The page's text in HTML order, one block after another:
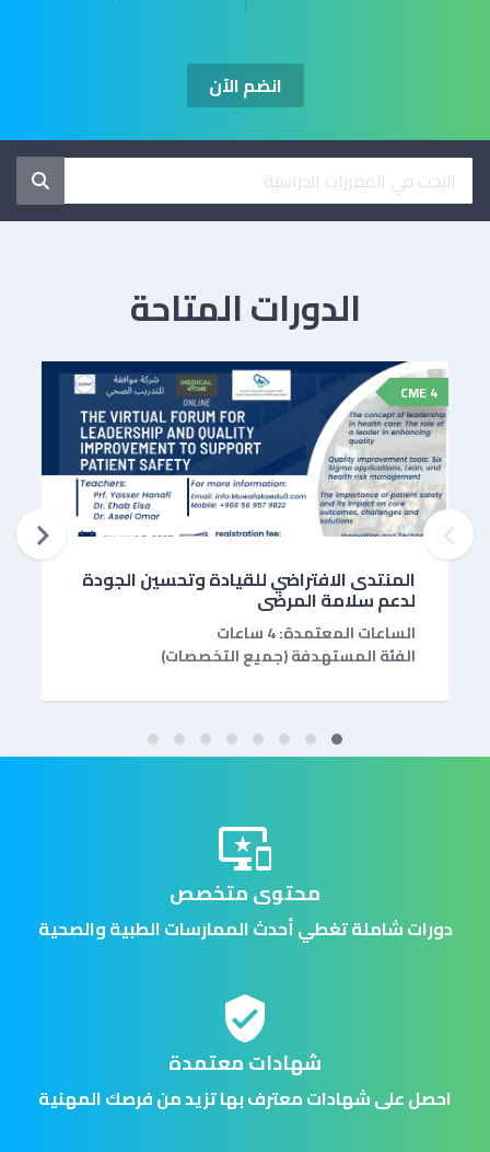
انضم الآن
الدورات المتاحة
المنتدى الافتراضي للقيادة وتحسين الجودة
لدعم سلامة المرضى
الساعات المعتمدة: 4 ساعات
الفئة المستهدفة (جميع التخصصات)
4 CME

important_devices
محتوى متخصص
دورات شاملة تغطي أحدث الممارسات الطبية والصحية
verified_user
شهادات معتمدة
احصل على شهادات معترف بها تزيد من فرصك المهنية